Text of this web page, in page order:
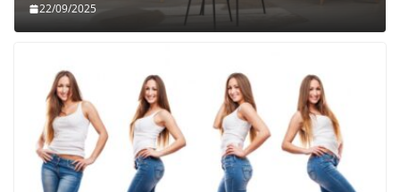
22/09/2025